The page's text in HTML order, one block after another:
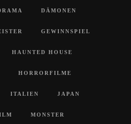
DÄMONEN
GEWINNSPIEL
HAUNTED HOUSE
HORRORFILME
ITALIEN JAPAN
MONSTER